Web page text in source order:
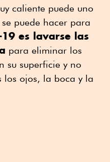
caliente puede uno
puede hacer para
es lavarse las
para eliminar los
su superficie y no
los ojos, la boca y la